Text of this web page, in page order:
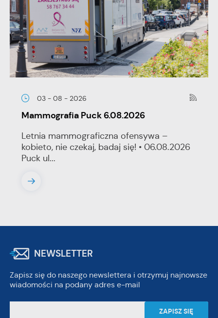
03 - 08 - 2026
Mammografia Puck 6.08.2026
Letnia mammograficzna ofensywa –
kobieto, nie czekaj, badaj się! • 06.08.2026
Puck ul...
NEWSLETTER
Zapisz się do naszego newslettera i otrzymuj najnowsze
wiadomości na podany adres e-mail